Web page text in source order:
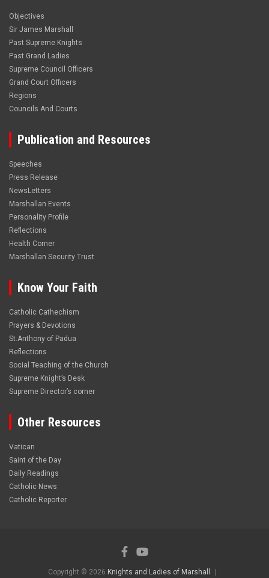
Objectives
Sir James Marshall
Past Supreme Knights
Past Grand Ladies
Supreme Council Officers
Grand Court Officers
Regions
Councils And Courts
Publication and Resources
Speeches
Press Release
NewsLetters
Marshallan Events
Personality Profile
Reflections
Health Corner
Marshallan Security Trust
Know Your Faith
Catholic Cathechism
Prayers & Devotions
St.Anthony of Padua
Reflections
Social Teaching of the Church
Supreme Knight’s Desk
Supreme Director’s corner
Other Resources
Vatican
Saint of the Day
Daily Readings
Catholic News
Catholic Reporter
Copyright © 2026 Knights and Ladies of Marshall